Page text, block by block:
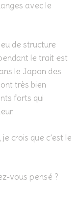
avec le
de structure
le trait est
le Japon des
très bien
forts qui
crois que c’est le
vous pensé ?